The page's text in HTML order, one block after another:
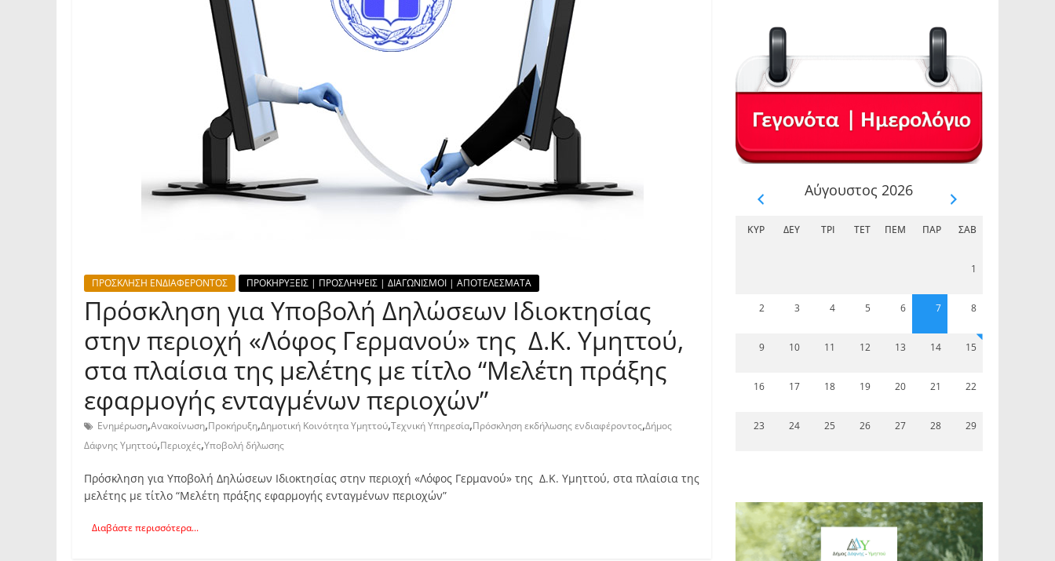
ΠΡΟΣΚΛΗΣΗ ΕΝΔΙΑΦΕΡΟΝΤΟΣ ΠΡΟΚΗΡΥΞΕΙΣ | ΠΡΟΣΛΗΨΕΙΣ | ΔΙΑΓΩΝΙΣΜΟΙ | ΑΠΟΤΕΛΕΣΜΑΤΑ
Πρόσκληση για Υποβολή Δηλώσεων Ιδιοκτησίας
στην περιοχή «Λόφος Γερμανού» της Δ.Κ. Υμηττού,
στα πλαίσια της μελέτης με τίτλο “Μελέτη πράξης
εφαρμογής ενταγμένων περιοχών”
Ενημέρωση,Ανακοίνωση,Προκήρυξη,Δημοτική Κοινότητα Υμηττού,Τεχνική Υπηρεσία,Πρόσκληση εκδήλωσης ενδιαφέροντος,Δήμος
Δάφνης Υμηττού,Περιοχές,Υποβολή δήλωσης
Πρόσκληση για Υποβολή Δηλώσεων Ιδιοκτησίας στην περιοχή «Λόφος Γερμανού» της Δ.Κ. Υμηττού, στα πλαίσια της
μελέτης με τίτλο “Μελέτη πράξης εφαρμογής ενταγμένων περιοχών”
Διαβάστε περισσότερα...
Αύγουστος 2026
ΚΥΡ ΔΕΥ ΤΡΊ ΤΕΤ ΠΈΜ ΠΑΡ ΣΆΒ
1
2 3 4 5 6 7 8
9 10 11 12 13 14 15
16 17 18 19 20 21 22
23 24 25 26 27 28 29